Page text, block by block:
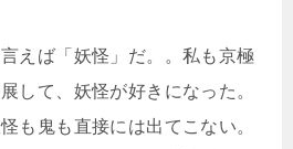
えば「妖怪」だ。。私も京極
して、妖怪が好きになった。
も鬼も直接には出てこない。